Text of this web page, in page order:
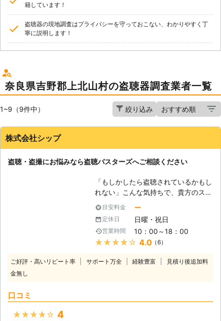
籍しています！
盗聴器の現地調査はプライバシーを守っておこない、わかりやすく丁
寧に説明します！
奈良県吉野郡上北山村の盗聴器調査業者一覧
1~9（9件中） 絞り込み
株式会社シップ
盗聴・盗撮にお悩みなら盗聴バスターズへご相談ください
「もしかしたら盗聴されているかもし
れない」こんな気持ちで、貴方のスト
レスは溜まってませんか？元々「日本
は治安が良い」という声がありました
が、近年、日本でも一歩外に出ればそ
の陰りが出始めていますので、せめて
家の中くらい、安心して何も考えず過
もし盗聴・盗撮をされていると、安心
目安料金 ー
定休日 日曜・祝日
営業時間 10：00～18：00
★★★★★ 4.0（6）
ご好評・高いリピート率 サポート万全 経験豊富
見積り後追加料
金無し
口コミ
★★★★★ 4